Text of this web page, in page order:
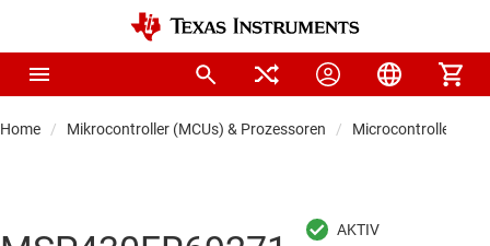
Home Mikrocontroller (MCUs) & Prozessoren Microcontrollers